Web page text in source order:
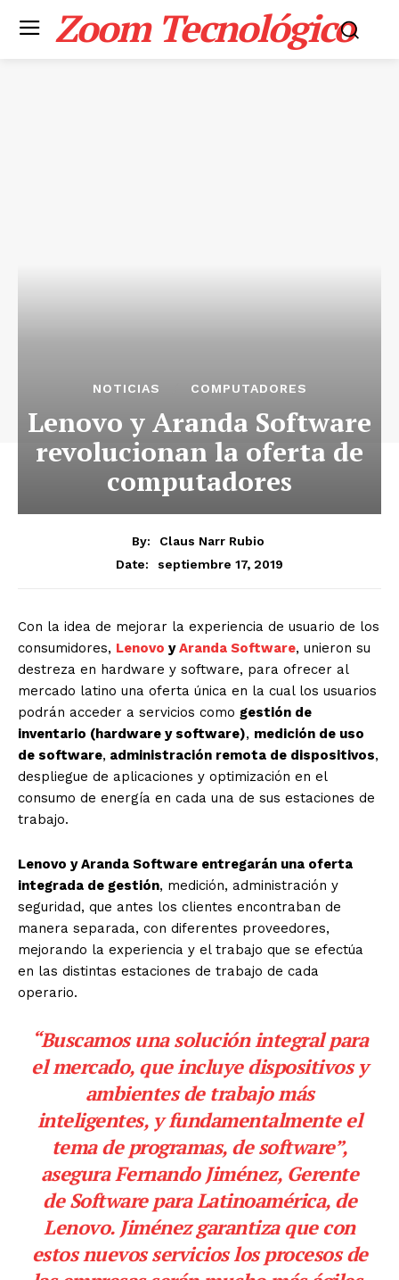
Zoom Tecnológico
NOTICIAS COMPUTADORES
Lenovo y Aranda Software
revolucionan la oferta de
computadores
By:
Claus Narr Rubio
Date:
septiembre 17, 2019
Con la idea de mejorar la experiencia de usuario de los
consumidores, Lenovo yAranda Software, unieron su
destreza en hardware y software, para ofrecer al
mercado latino una oferta única en la cual los usuarios
podrán acceder a servicios como gestión de
inventario (hardware y software), medición de uso
de software, administración remota de dispositivos,
despliegue de aplicaciones y optimización en el
consumo de energía en cada una de sus estaciones de
trabajo.
Lenovo y Aranda Software entregarán una oferta
integrada de gestión, medición, administración y
seguridad, que antes los clientes encontraban de
manera separada, con diferentes proveedores,
mejorando la experiencia y el trabajo que se efectúa
en las distintas estaciones de trabajo de cada
operario.
“Buscamos una solución integral para
el mercado, que incluye dispositivos y
ambientes de trabajo más
inteligentes, y fundamentalmente el
tema de programas, de software”,
asegura Fernando Jiménez, Gerente
de Software para Latinoamérica, de
Lenovo. Jiménez garantiza que con
estos nuevos servicios los procesos de